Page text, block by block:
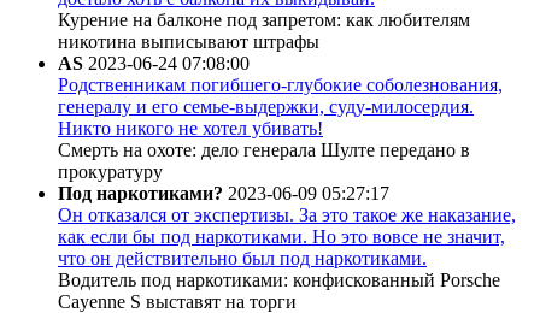
Курение на балконе под запретом: как любителям
никотина выписывают штрафы
AS 2023-06-24 07:08:00
Родственникам погибшего-глубокие соболезнования,
генералу и его семье-выдержки, суду-милосердия.
Никто никого не хотел убивать!
Смерть на охоте: дело генерала Шулте передано в
прокуратуру
Под наркотиками? 2023-06-09 05:27:17
Он отказался от экспертизы. За это такое же наказание,
как если бы под наркотиками. Но это вовсе не значит,
что он действительно был под наркотиками.
Водитель под наркотиками: конфискованный Porsche
Cayenne S выставят на торги